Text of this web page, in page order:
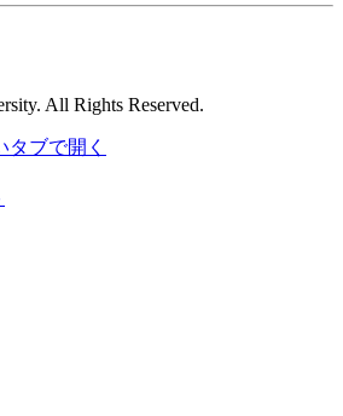
All Rights Reserved.
タブで開く